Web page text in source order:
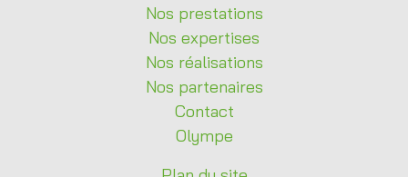
Nos prestations
Nos expertises
Nos réalisations
Nos partenaires
Contact
Olympe